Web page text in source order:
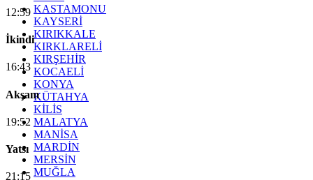
KASTAMONU
KAYSERİ
KIRIKKALE
KIRKLARELİ
KIRŞEHİR
KOCAELİ
KONYA
KÜTAHYA
KİLİS
MALATYA
MANİSA
MARDİN
MERSİN
MUĞLA
12:59
İkindi
16:43
Akşam
19:52
Yatsı
21:15